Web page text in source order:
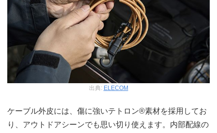
出典: ELECOM
ケーブル外皮には、傷に強いテトロン®素材を採用してお
り、アウトドアシーンでも思い切り使えます。内部配線の